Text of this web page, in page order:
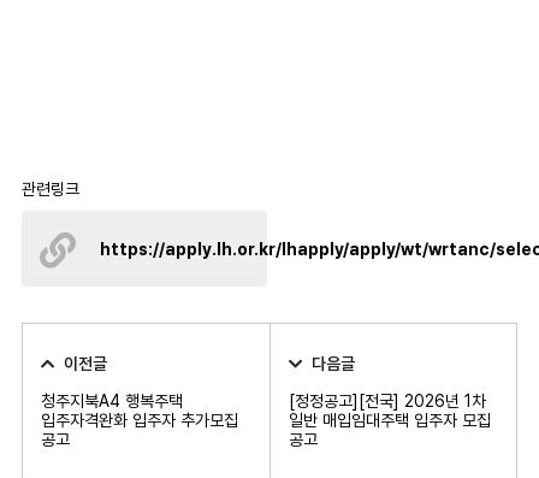
관련링크
https://apply.lh.or.kr/lhapply/apply/wt/wrtanc/
이전글
청주지북A4 행복주택
입주자격완화 입주자 추가모집
공고
다음글
[정정공고][전국] 2026년 1차
일반 매입임대주택 입주자 모집
공고